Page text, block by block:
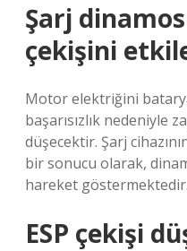
Şarj
çekişini
Motor elektriğini
başarısızlık nedeniyle
düşecektir. Şarj
bir sonucu olarak,
hareket göstermektedir.
ESP çekişi